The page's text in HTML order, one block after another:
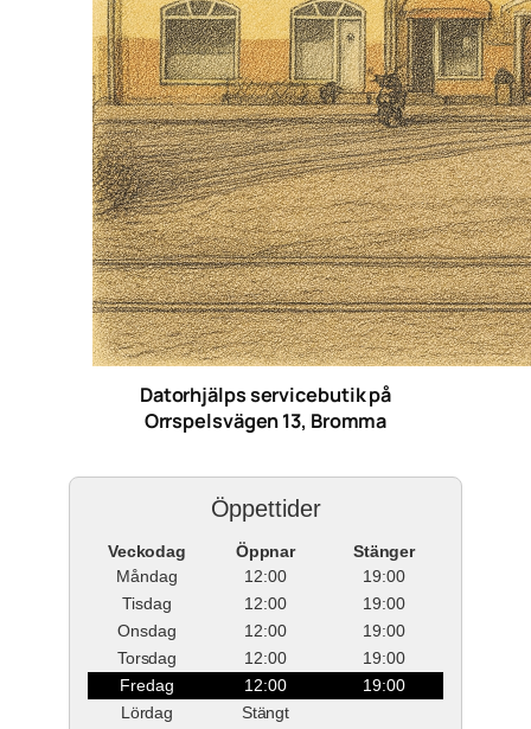
Datorhjälps servicebutik på
Orrspelsvägen 13, Bromma
Öppettider
Veckodag Öppnar
Stänger
Måndag
12:00
19:00
Tisdag
12:00
19:00
Onsdag
12:00
19:00
Torsdag
12:00
19:00
Fredag
12:00
19:00
Lördag
Stängt